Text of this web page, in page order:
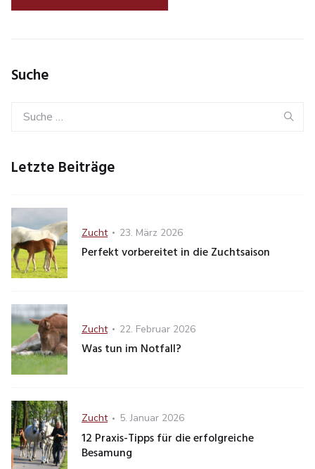
Suche
Search
Letzte Beiträge
Category
Zucht
Posted
23. März 2026
Perfekt vorbereitet in die Zuchtsaison
Category
Zucht
Posted
on
22. Februar 2026
Was tun im Notfall?
Category
Zucht
Posted
on
5. Januar 2026
12 Praxis-Tipps für die erfolgreiche
Besamung